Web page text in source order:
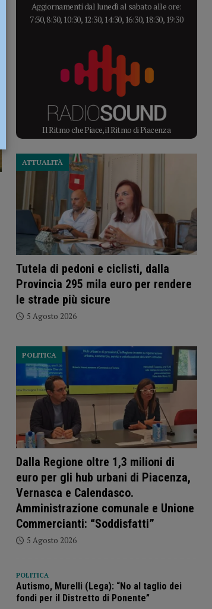
Aggiornamenti dal lunedì al sabato alle ore:
7:30, 8:30, 10:30, 12:30, 14:30, 16:30, 18:30, 19:30
Il Ritmo che Piace, il Ritmo di Piacenza
Tutela di pedoni e ciclisti, dalla
Provincia 295 mila euro per rendere
le strade più sicure
ATTUALITÀ
5 Agosto 2026
Dalla Regione oltre 1,3 milioni di
euro per gli hub urbani di Piacenza,
Vernasca e Calendasco.
Amministrazione comunale e Unione
Commercianti: “Soddisfatti”
POLITICA
5 Agosto 2026
POLITICA
Autismo, Murelli (Lega): “No al taglio dei
fondi per il Distretto di Ponente”